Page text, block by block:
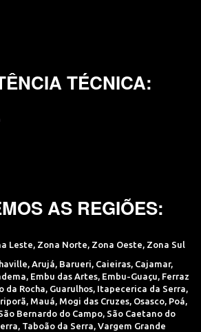
TÉCNICA:
AS REGIÕES:
Leste, Zona Norte, Zona Oeste, Zona Sul
, Arujá, Barueri, Caieiras, Cajamar,
, Embu das Artes, Embu-Guaçu, Ferraz
da Rocha, Guarulhos, Itapecerica da Serra,
, Mauá, Mogi das Cruzes, Osasco, Poá,
Bernardo do Campo, São Caetano do
, Taboão da Serra, Vargem Grande